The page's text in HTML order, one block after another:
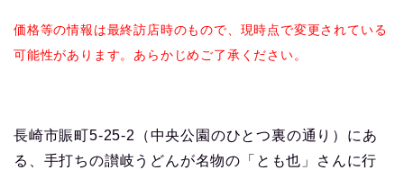
価格等の情報は最終訪店時のもので、現時点で変更されている
可能性があります。あらかじめご了承ください。
長崎市賑町5-25-2（中央公園のひとつ裏の通り）にあ
る、手打ちの讃岐うどんが名物の「とも也」さんに行